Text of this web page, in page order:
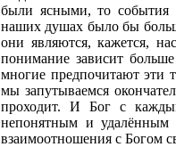
были ясными, то события
наших душах было бы
они являются, кажется,
понимание зависит
многие предпочитают эти
мы запутываемся
проходит. И Бог с
непонятным и
взаимоотношения с Богом